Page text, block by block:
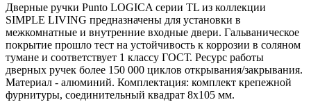
Дверные ручки Punto LOGICA серии TL из коллекции
SIMPLE LIVING предназначены для установки в
межкомнатные и внутренние входные двери. Гальваническое
покрытие прошло тест на устойчивость к коррозии в соляном
тумане и соответствует 1 классу ГОСТ. Ресурс работы
дверных ручек более 150 000 циклов открывания/закрывания.
Материал - алюминий. Комплектация: комплект крепежной
фурнитуры, соединительный квадрат 8x105 мм.